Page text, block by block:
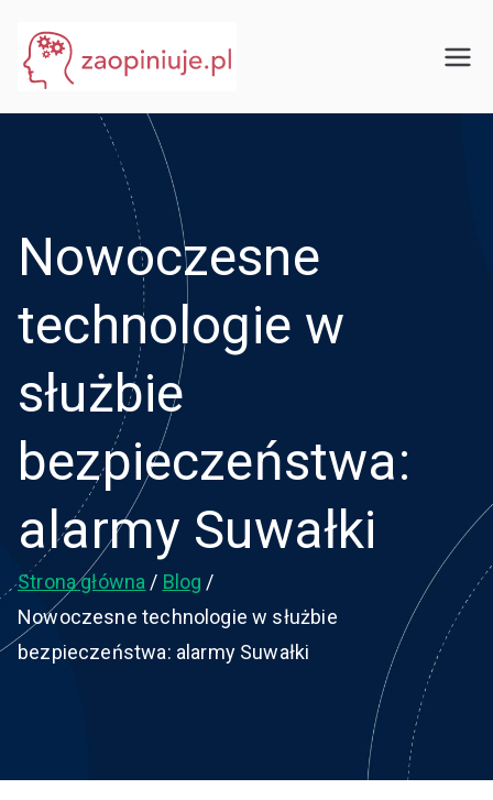
treści
Nowoczesne
technologie w
służbie
bezpieczeństwa:
alarmy Suwałki
Strona główna
Blog
Nowoczesne technologie w służbie
bezpieczeństwa: alarmy Suwałki